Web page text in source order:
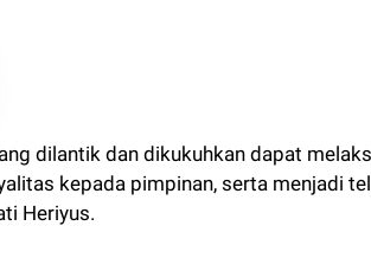
dilantik dan dikukuhkan dapat
kepada pimpinan, serta menjadi
Heriyus.